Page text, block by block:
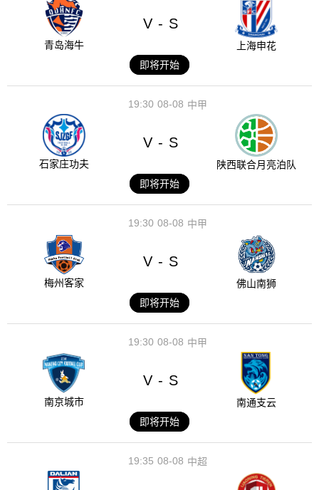
青岛海牛
V - S
上海申花
即将开始
08-08
19:30 中甲
石家庄功夫
V - S
陕西联合月亮泊队
即将开始
08-08
19:30 中甲
梅州客家
V - S
佛山南狮
即将开始
08-08
19:30 中甲
南京城市
V - S
南通支云
即将开始
08-08
19:35 中超